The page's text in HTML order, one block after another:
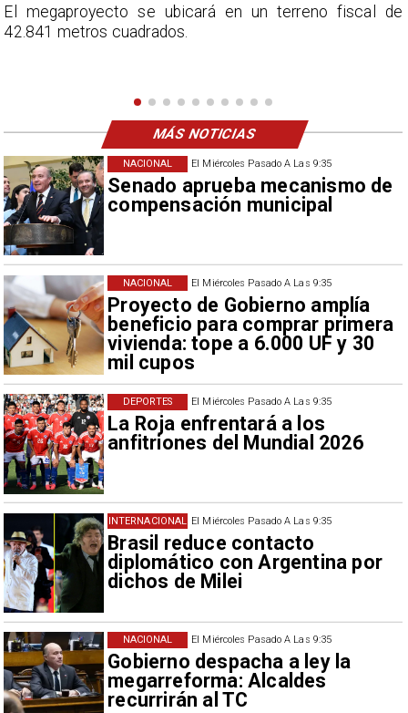
El Miércoles Pasado A Las 9:35
Senado aprueba mecanismo de
compensación municipal
NACIONAL
El Miércoles Pasado A Las 9:35
Proyecto de Gobierno amplía
beneficio para comprar primera
vivienda: tope a 6.000 UF y 30
mil cupos
NACIONAL
El Miércoles Pasado A Las 9:35
La Roja enfrentará a los
anfitriones del Mundial 2026
DEPORTES
El Miércoles Pasado A Las 9:35
Brasil reduce contacto
diplomático con Argentina por
dichos de Milei
INTERNACIONAL
El Miércoles Pasado A Las 9:35
Gobierno despacha a ley la
megarreforma: Alcaldes
recurrirán al TC
NACIONAL
En el programa ESPN F90 Chile, Claudio Bravo ofrece
una visión más moderada sobre las expectativas del
MÁS NOTICIAS